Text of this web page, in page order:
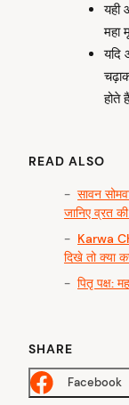
यही
महा
यदि
होते
READ ALSO
सावन
जानिए व्रत
Karwa
दिखे तो क्या
पितृ पक्ष:
SHARE
Facebook